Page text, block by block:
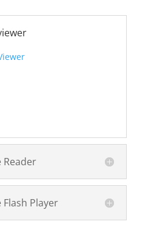
Reader
Player